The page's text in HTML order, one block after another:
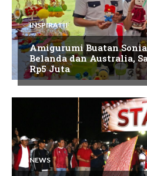
INSPIRATIF
Amigurumi Buatan
Belanda dan Australia,
Rp5 Juta
NEWS